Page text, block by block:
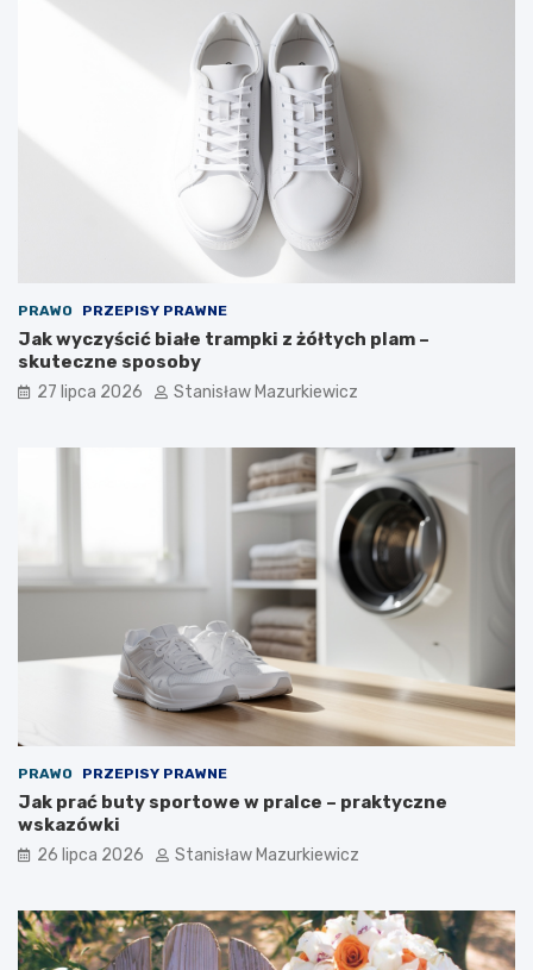
PRAWO PRZEPISY PRAWNE
Jak wyczyścić białe trampki z żółtych plam –
skuteczne sposoby
27 lipca 2026 Stanisław Mazurkiewicz
PRAWO PRZEPISY PRAWNE
Jak prać buty sportowe w pralce – praktyczne
wskazówki
26 lipca 2026 Stanisław Mazurkiewicz